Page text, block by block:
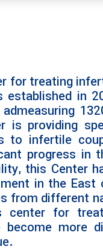
for treating
in
is providing
to infertile
progress in
this Center
in the East
from different
center for
more